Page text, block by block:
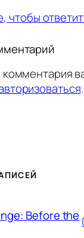
чтобы
комментария
.
Before the